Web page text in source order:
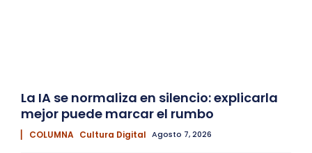
La IA se normaliza en silencio: explicarla
mejor puede marcar el rumbo
▏ COLUMNA Cultura Digital Agosto 7, 2026